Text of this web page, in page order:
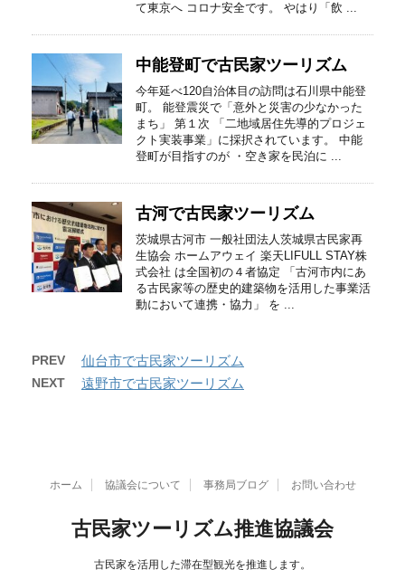
て東京へ コロナ安全です。 やはり「飲 ...
中能登町で古民家ツーリズム
今年延べ120自治体目の訪問は石川県中能登
町。 能登震災で「意外と災害の少なかった
まち」 第１次 「二地域居住先導的プロジェ
クト実装事業」に採択されています。 中能
登町が目指すのが ・空き家を民泊に ...
古河で古民家ツーリズム
茨城県古河市 一般社団法人茨城県古民家再
生協会 ホームアウェイ 楽天LIFULL STAY株
式会社 は全国初の４者協定 「古河市内にあ
る古民家等の歴史的建築物を活用した事業活
動において連携・協力」 を ...
PREV 仙台市で古民家ツーリズム
NEXT 遠野市で古民家ツーリズム
ホーム 協議会について 事務局ブログ お問い合わせ
古民家ツーリズム推進協議会
古民家を活用した滞在型観光を推進します。